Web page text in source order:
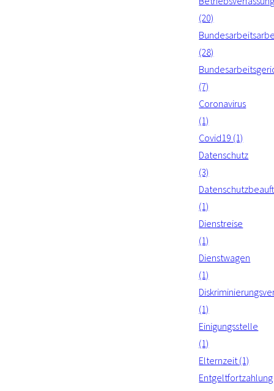
(20)
(28)
(7)
Coronavirus
(1)
Covid19 (1)
Datenschutz
(3)
(1)
Dienstreise
(1)
Dienstwagen
(1)
(1)
Einigungsstelle
(1)
Elternzeit (1)
Entgeltfortzahlung